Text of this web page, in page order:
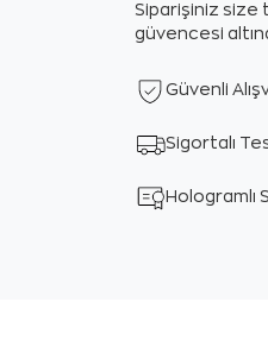
Siparişiniz size
güvencesi
Güvenli
Sigortalı
Hologramlı